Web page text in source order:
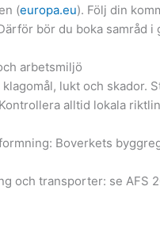
(europa.eu). Följ din
bör du boka samråd i
arbetsmiljö
lukt och skador.
alltid lokala
Boverkets
och transporter: se AFS